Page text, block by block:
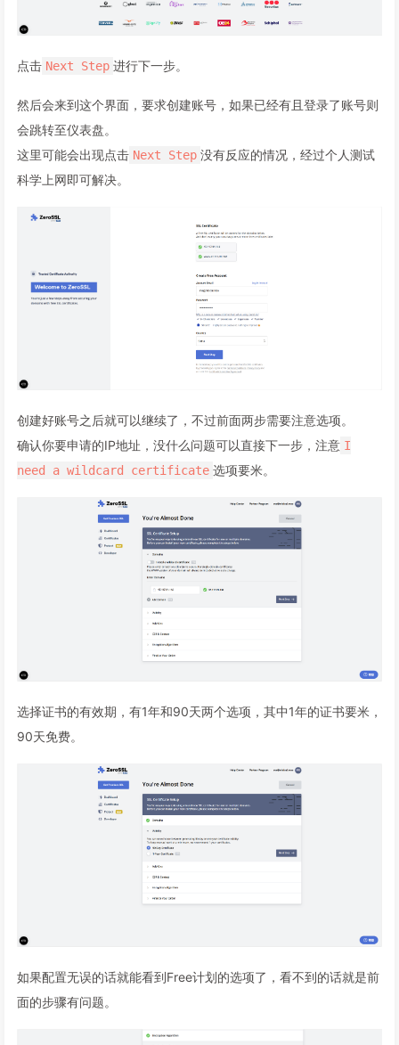
点击 Next Step 进行下一步。
然后会来到这个界面，要求创建账号，如果已经有且登录了账号则
会跳转至仪表盘。
这里可能会出现点击 Next Step 没有反应的情况，经过个人测试
科学上网即可解决。
创建好账号之后就可以继续了，不过前面两步需要注意选项。
确认你要申请的IP地址，没什么问题可以直接下一步，注意 I
need a wildcard certificate 选项要米。
选择证书的有效期，有1年和90天两个选项，其中1年的证书要米，
90天免费。
如果配置无误的话就能看到Free计划的选项了，看不到的话就是前
面的步骤有问题。